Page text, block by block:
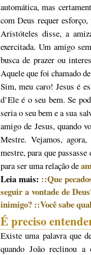
automática, mas
com Deus requer
Aristóteles disse, a
exercitada. Um amigo
busca de prazer ou
Aquele que foi chamado
Sim, meu caro! Jesus é
d’Ele é o seu bem. Se
seria o seu bem e a sua
amigo de Jesus, quando
Mestre. Vejamos,
mestre, para que
para ser uma relação de
Leia mais: ::Que
seguir a vontade de
inimigo? ::Você sabe
É preciso
Existe uma palavra que
quando João reclinou